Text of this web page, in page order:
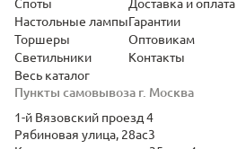
Пункты самовывоза г. Москва
1-й Вязовский проезд 4
Рябиновая улица, 28ас3
Настольные лампы
Торшеры
Светильники
Весь каталог
Гарантии
Оптовикам
Контакты